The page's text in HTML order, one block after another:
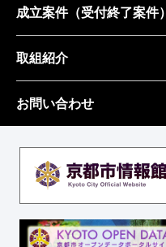
成立案件（受付終了案件）
取組紹介
お問い合わせ